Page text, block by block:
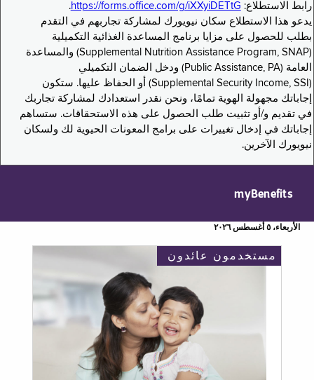
رابط الاستطلاع: https://forms.office.com/g/iXXyiDETtG
.
يدعو هذا الاستطلاع سكان نيويورك لمشاركة تجاربهم في التقدم
بطلب للحصول على مزايا برنامج المساعدة الغذائية التكميلية
(Supplemental Nutrition Assistance Program, SNAP) والمساعدة
العامة (Public Assistance, PA) ودخل الضمان التكميلي
(Supplemental Security Income, SSI) أو الحفاظ عليها. ستكون
إجاباتك مجهولة الهوية تمامًا، ونحن نقدر استعدادك لمشاركة تجاربك
في تقديم و/أو تثبيت طلب الحصول على هذه الاستحقاقات. ستساهم
إجاباتك في إدخال تغييرات على برامج المعونات الحيوية لك ولسكان
نيويورك الآخرين.
myBenefits
الأربعاء، ٥ أغسطس ٢٠٢٦
مستخدمون عائدون